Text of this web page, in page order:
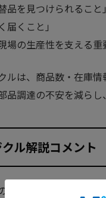
品を見つけられること」
届くこと」
場の生産性を支える重
ルは、商品数・在庫
品調達の不安を減ら
ル解説コメント
記事で注目すべき点